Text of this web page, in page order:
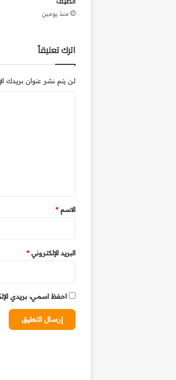
منذ يومين
اترك تعليقاً
لن يتم نشر عنوان بريدك
*
الاسم*
البريد الإلكتروني*
احفظ اسمي، بريدي